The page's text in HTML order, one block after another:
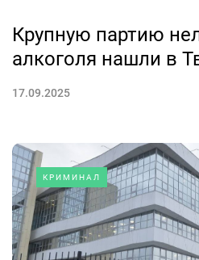
Крупную партию
алкоголя нашли в
17.09.2025
КРИМИНАЛ